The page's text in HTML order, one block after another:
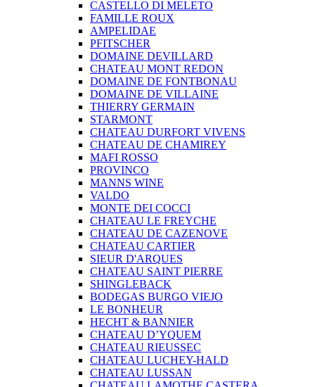
CASTELLO DI MELETO
FAMILLE ROUX
AMPELIDAE
PFITSCHER
DOMAINE DEVILLARD
CHATEAU MONT REDON
DOMAINE DE FONTBONAU
DOMAINE DE VILLAINE
THIERRY GERMAIN
STARMONT
CHATEAU DURFORT VIVENS
CHATEAU DE CHAMIREY
MAFI ROSSO
PROVINCO
MANNS WINE
VALDO
MONTE DEI COCCI
CHATEAU LE FREYCHE
CHATEAU DE CAZENOVE
CHATEAU CARTIER
SIEUR D'ARQUES
CHATEAU SAINT PIERRE
SHINGLEBACK
BODEGAS BURGO VIEJO
LE BONHEUR
HECHT & BANNIER
CHATEAU D’YQUEM
CHATEAU RIEUSSEC
CHATEAU LUCHEY-HALD
CHATEAU LUSSAN